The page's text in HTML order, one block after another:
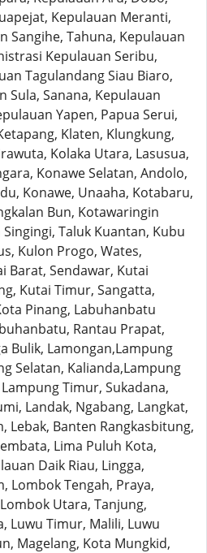
Kepulauan Meranti,
Sangihe, Tahuna, Kepulauan
Kepulauan Seribu,
Tagulandang Siau Biaro,
Sula, Sanana, Kepulauan
Yapen, Papua Serui,
Klaten, Klungkung,
Kolaka Utara, Lasusua,
Konawe Selatan, Andolo,
Konawe, Unaaha, Kotabaru,
Bun, Kotawaringin
Taluk Kuantan, Kubu
Kulon Progo, Wates,
Barat, Sendawar, Kutai
Kutai Timur, Sangatta,
Pinang, Labuhanbatu
Rantau Prapat,
Bulik, Lamongan,Lampung
Selatan, Kalianda,Lampung
Timur, Sukadana,
Landak, Ngabang, Langkat,
Lebak, Banten Rangkasbitung,
Lima Puluh Kota,
Daik Riau, Lingga,
Lombok Tengah, Praya,
Utara, Tanjung,
Luwu Timur, Malili, Luwu
Magelang, Kota Mungkid,